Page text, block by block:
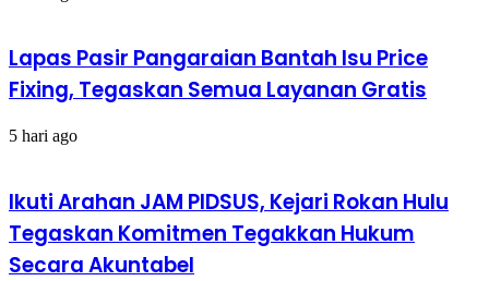
Lapas Pasir Pangaraian Bantah Isu Price
Fixing, Tegaskan Semua Layanan Gratis
5 hari ago
Ikuti Arahan JAM PIDSUS, Kejari Rokan Hulu
Tegaskan Komitmen Tegakkan Hukum
Secara Akuntabel